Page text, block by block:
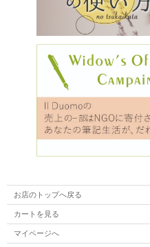
お店のトップへ戻る
カートを見る
マイページへ